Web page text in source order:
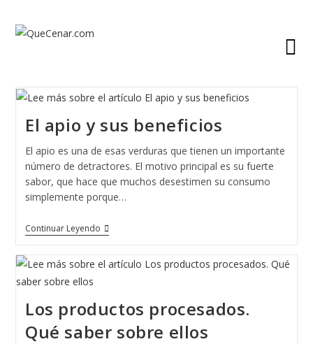
contenido
El apio y sus beneficios
El apio es una de esas verduras que tienen un importante
número de detractores. El motivo principal es su fuerte
sabor, que hace que muchos desestimen su consumo
simplemente porque…
Continuar LeyendoEl
Apio
Sus
Los productos procesados.
Qué saber sobre ellos